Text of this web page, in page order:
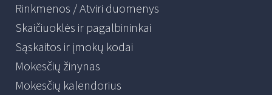
Rinkmenos / Atviri duomenys
Skaičiuoklės ir pagalbininkai
Sąskaitos ir įmokų kodai
Mokesčių žinynas
Mokesčių kalendorius